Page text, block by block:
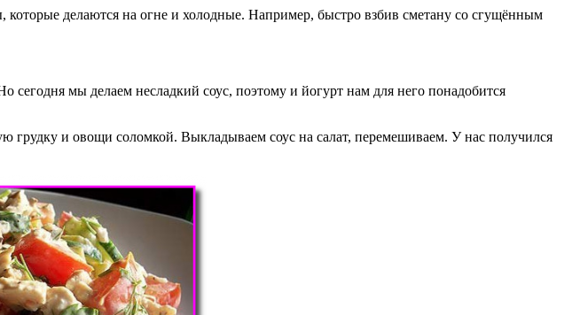
делаются на огне и холодные. Например, быстро взбив сметану со сгущённым
сегодня мы делаем несладкий соус, поэтому и йогурт нам для него понадобится
грудку и овощи соломкой. Выкладываем соус на салат, перемешиваем. У нас получился